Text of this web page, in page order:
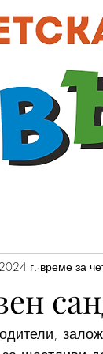
г. време за